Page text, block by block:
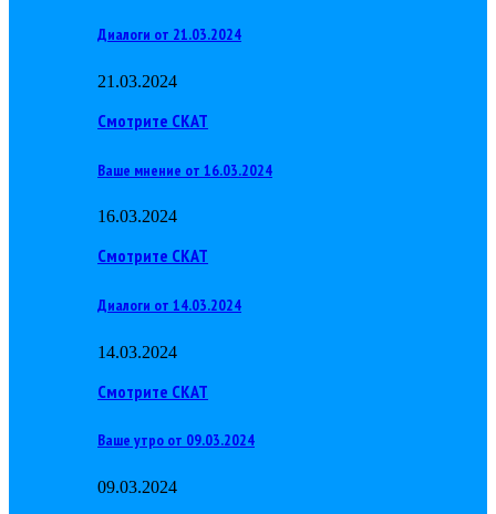
Диалоги от 21.03.2024
21.03.2024
Смотрите СКАТ
Ваше мнение от 16.03.2024
16.03.2024
Смотрите СКАТ
Диалоги от 14.03.2024
14.03.2024
Смотрите СКАТ
Ваше утро от 09.03.2024
09.03.2024